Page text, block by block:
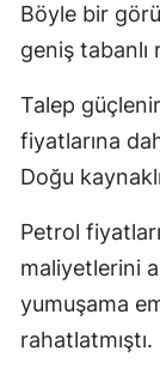
Böyle bir
geniş tabanlı
Talep
fiyatlarına
Doğu
Petrol
maliyetlerini
yumuşama
rahatlatmıştı.